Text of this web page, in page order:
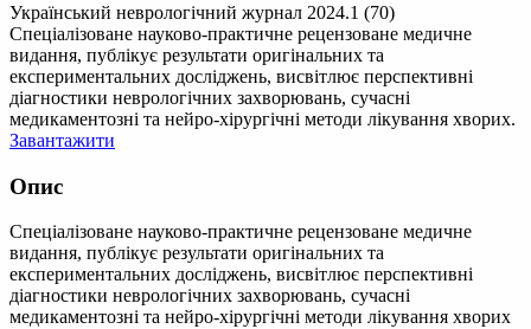
Український неврологічний журнал 2024.1 (70)
Спеціалізоване науково-практичне рецензоване медичне
видання, публікує результати оригінальних та
експериментальних досліджень, висвітлює перспективні
діагностики неврологічних захворювань, сучасні
медикаментозні та нейро-хірургічні методи лікування хворих.
Завантажити
Опис
Спеціалізоване науково-практичне рецензоване медичне
видання, публікує результати оригінальних та
експериментальних досліджень, висвітлює перспективні
діагностики неврологічних захворювань, сучасні
медикаментозні та нейро-хірургічні методи лікування хворих